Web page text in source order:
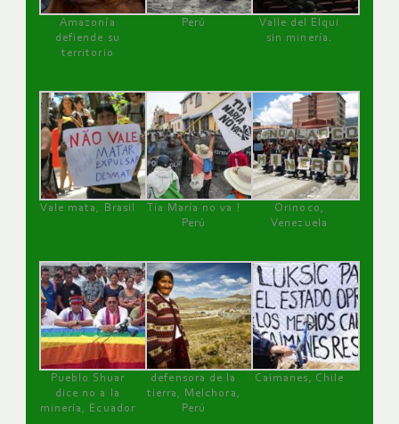
Amazonía
defiende su
territorio
Perú
Valle del Elqui
sin minería.
Vale mata, Brasil
Tía María no va !
Perú
Orinoco,
Venezuela
Pueblo Shuar
dice no a la
minería, Ecuador
defensora de la
tierra, Melchora,
Perú
Caimanes, Chile